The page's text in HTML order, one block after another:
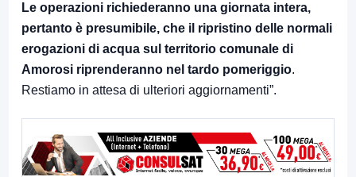
Le operazioni richiederanno una giornata intera,
pertanto è presumibile, che il ripristino delle normali
erogazioni di acqua sul territorio comunale di
Amorosi riprenderanno nel tardo pomeriggio.
Restiamo in attesa di ulteriori aggiornamenti”.